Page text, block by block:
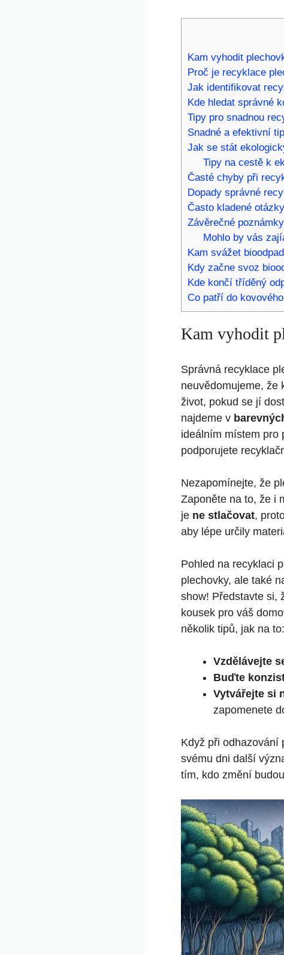
Kam vyhodit
Proč je recyklace
Jak identifikovat
Kde hledat správné
Tipy pro snadnou
Snadné a efektivní
Jak se stát
Tipy na cestě k
Časté chyby při
Dopady správné
Často kladené otázky
Závěrečné poznámky
Mohlo by vás
Kam svážet
Kdy začne svoz
Kde končí tříděný
Co patří do
Kam vyhodit
Správná recyklace
neuvědomujeme, že
život, pokud se jí
najdeme v
ideálním místem pro
podporujete
Nezapomínejte, že
Zaponěte na to, že i
je ne stlačovat,
aby lépe určily
Pohled na recyklaci
plechovky, ale také
show! Představte si,
kousek pro váš
několik tipů, jak na to:
Vzdělávejte
Buďte
Vytvářejte si
zapomenete
Když při odhazování
svému dni další
tím, kdo změní